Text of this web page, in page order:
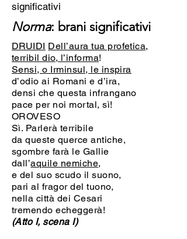
significativi
Norma: brani significativi
DRUIDI Dell’aura tua profetica,
terribil dio, l’informa!
Sensi, o Irminsul, le inspira
d’odio ai Romani e d’ira,
densi che questa infrangano
pace per noi mortal, sì!
OROVESO
Sì. Parlerà terribile
da queste querce antiche,
sgombre farà le Gallie
dall’aquile nemiche,
e del suo scudo il suono,
pari al fragor del tuono,
nella città dei Cesari
tremendo echeggerà!
(Atto I, scena I)